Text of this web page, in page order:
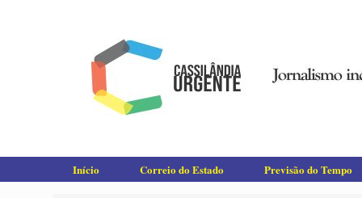
Início Correio do Estado Previsão do Tempo